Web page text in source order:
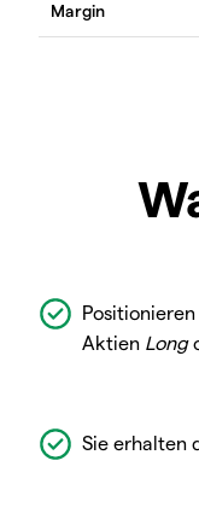
Aktien Long
Sie erhalten